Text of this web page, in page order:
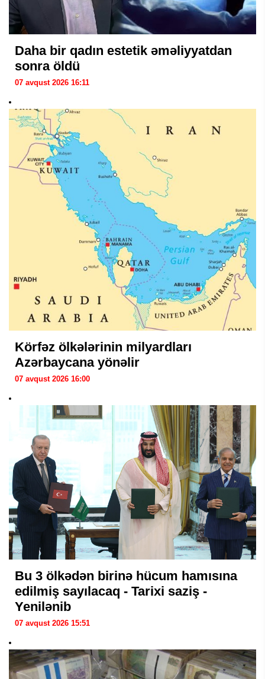
Daha bir qadın estetik əməliyyatdan
sonra öldü
07 avqust 2026 16:11
Körfəz ölkələrinin milyardları
Azərbaycana yönəlir
07 avqust 2026 16:00
Bu 3 ölkədən birinə hücum hamısına
edilmiş sayılacaq - Tarixi saziş -
Yenilənib
07 avqust 2026 15:51